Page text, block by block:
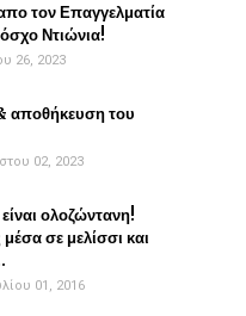
τον Επαγγελματία
Ντιώνια!
26, 2023
αποθήκευση του
02, 2023
ολοζώντανη!
σε μελίσσι και
01, 2016